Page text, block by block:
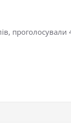
проголосували